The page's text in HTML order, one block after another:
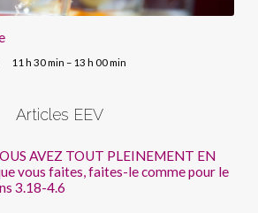
11 h 30 min – 13 h 00 min
Articles EEV
AVEZ TOUT PLEINEMENT EN
vous faites, faites-le comme pour le
3.18-4.6